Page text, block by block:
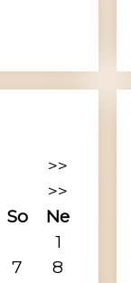
>>
>>
So
Ne
1
7
8